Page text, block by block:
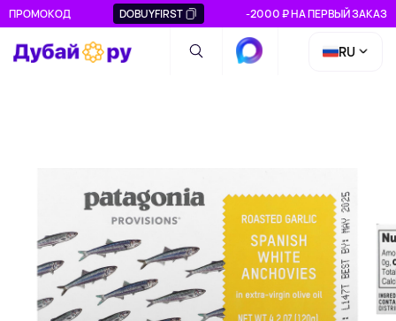
ПРОМОКОД DOBUYFIRST -2000 ₽ НА ПЕРВЫЙ ЗАКАЗ
RU